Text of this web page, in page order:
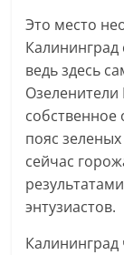
Это место
ведь здесь
собственное
пояс
сейчас
энтузиастов.
Калининград